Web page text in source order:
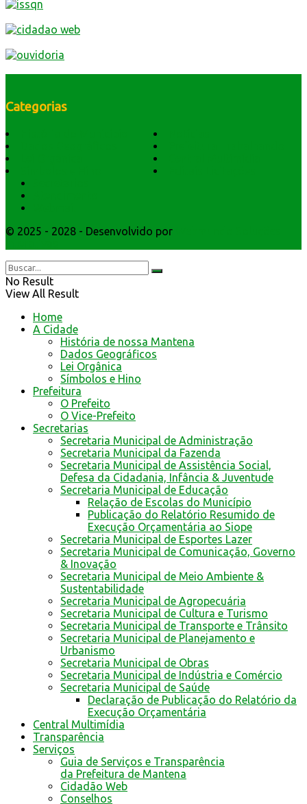
Categorias
© 2025 - 2028 - Desenvolvido por
No Result
View All Result
Home
A Cidade
História de nossa Mantena
Dados Geográficos
Lei Orgânica
Símbolos e Hino
Prefeitura
O Prefeito
O Vice-Prefeito
Secretarias
Secretaria Municipal de Administração
Secretaria Municipal da Fazenda
Secretaria Municipal de Assistência Social,
Defesa da Cidadania, Infância & Juventude
Secretaria Municipal de Educação
Relação de Escolas do Município
Publicação do Relatório Resumido de
Execução Orçamentária ao Siope
Secretaria Municipal de Esportes Lazer
Secretaria Municipal de Comunicação, Governo
& Inovação
Secretaria Municipal de Meio Ambiente &
Sustentabilidade
Secretaria Municipal de Agropecuária
Secretaria Municipal de Cultura e Turismo
Secretaria Municipal de Transporte e Trânsito
Secretaria Municipal de Planejamento e
Urbanismo
Secretaria Municipal de Obras
Secretaria Municipal de Indústria e Comércio
Secretaria Municipal de Saúde
Declaração de Publicação do Relatório da
Execução Orçamentária
Central Multimídia
Transparência
Serviços
Guia de Serviços e Transparência
da Prefeitura de Mantena
Cidadão Web
Conselhos